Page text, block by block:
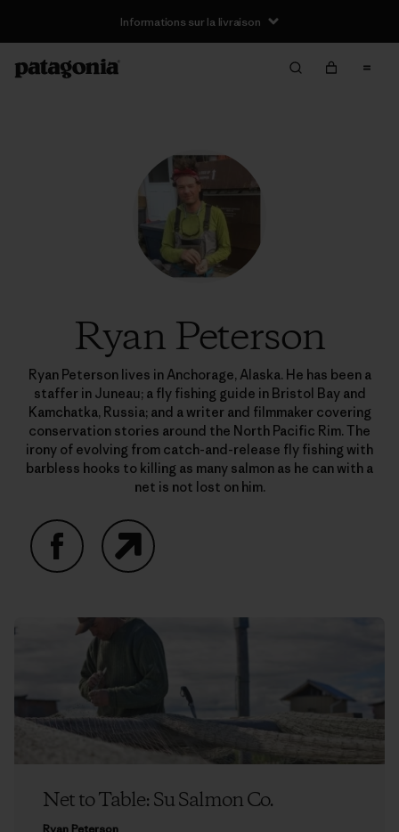
Informations sur la livraison
Ryan Peterson
Ryan Peterson lives in Anchorage, Alaska. He has been a
staffer in Juneau; a fly fishing guide in Bristol Bay and
Kamchatka, Russia; and a writer and filmmaker covering
conservation stories around the North Pacific Rim. The
irony of evolving from catch-and-release fly fishing with
barbless hooks to killing as many salmon as he can with a
net is not lost on him.
Net to Table: Su Salmon Co.